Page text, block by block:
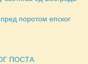
поротом епског
ПОСТА